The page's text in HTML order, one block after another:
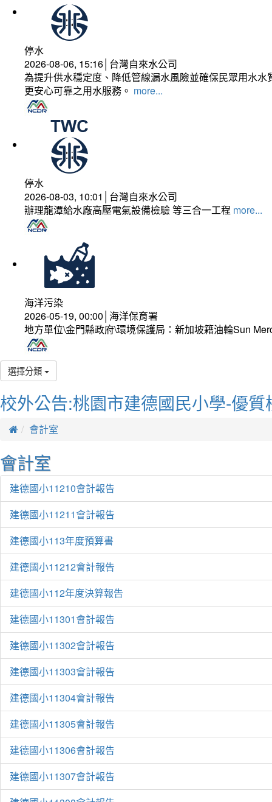
停水
2026-08-06, 15:16│台灣自來水公司
為提升供水穩定度、降低管線漏水風險並確保民眾用水
更安心可靠之用水服務。 more...
停水
2026-08-03, 10:01│台灣自來水公司
辦理龍潭給水廠高壓電氣設備檢驗 等三合一工程 more...
海洋污染
2026-05-19, 00:00│海洋保育署
地方單位\金門縣政府\環境保護局：新加坡籍油輪Sun
選擇分類
校外公告:桃園市建德國民小學-優質
會計室
會計室
建德國小11210會計報告
建德國小11211會計報告
建德國小113年度預算書
建德國小11212會計報告
建德國小112年度決算報告
建德國小11301會計報告
建德國小11302會計報告
建德國小11303會計報告
建德國小11304會計報告
建德國小11305會計報告
建德國小11306會計報告
建德國小11307會計報告